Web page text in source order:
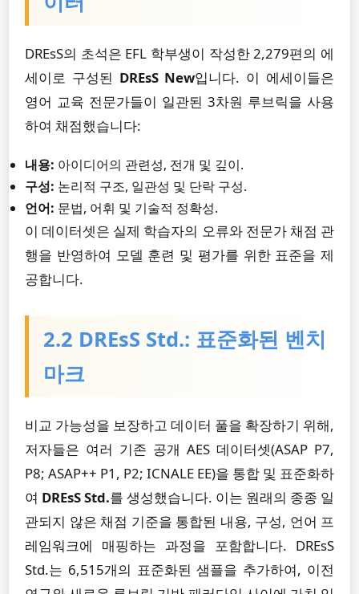
DREsS의 초석은 EFL 학부생이 작성한 2,279편의 에
세이로 구성된 DREsS New입니다. 이 에세이들은
영어 교육 전문가들이 일관된 3차원 루브릭을 사용
하여 채점했습니다:
내용: 아이디어의 관련성, 전개 및 깊이.
구성: 논리적 구조, 일관성 및 단락 구성.
언어: 문법, 어휘 및 기술적 정확성.
이 데이터셋은 실제 학습자의 오류와 전문가 채점 관
행을 반영하여 모델 훈련 및 평가를 위한 표준을 제
공합니다.
2.2 DREsS Std.: 표준화된 벤치
마크
비교 가능성을 보장하고 데이터 풀을 확장하기 위해,
저자들은 여러 기존 공개 AES 데이터셋(ASAP P7,
P8; ASAP++ P1, P2; ICNALE EE)을 통합 및 표준화하
여 DREsS Std.를 생성했습니다. 이는 원래의 종종 일
관되지 않은 채점 기준을 통합된 내용, 구성, 언어 프
레임워크에 매핑하는 과정을 포함합니다. DREsS
Std.는 6,515개의 표준화된 샘플을 추가하여, 이전